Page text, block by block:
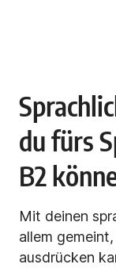
du fürs
B2
Mit deinen
allem
ausdrücken